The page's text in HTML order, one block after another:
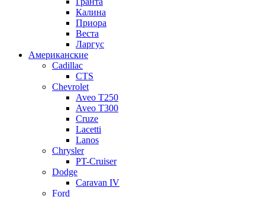
Калина
Приора
Веста
Ларгус
Американские
Cadillac
CTS
Chevrolet
Aveo Т250
Aveo T300
Cruze
Lacetti
Lanos
Chrysler
PT-Cruiser
Dodge
Caravan IV
Ford